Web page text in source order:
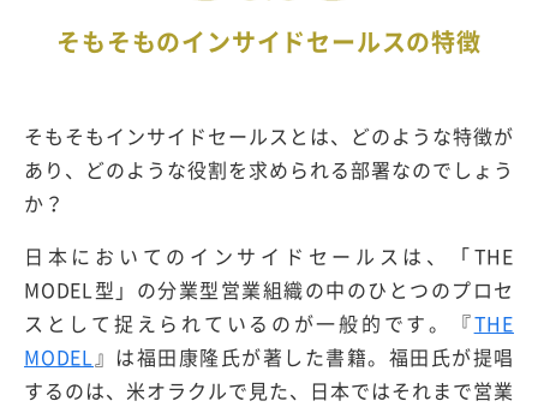
そもそものインサイドセールスの特徴
そもそもインサイドセールスとは、どのような特徴が
あり、どのような役割を求められる部署なのでしょう
か？
日本においてのインサイドセールスは、「THE
MODEL型」の分業型営業組織の中のひとつのプロセ
スとして捉えられているのが一般的です。『THE
MODEL 』は福田康隆氏が著した書籍。福田氏が提唱
するのは、米オラクルで見た、日本ではそれまで営業